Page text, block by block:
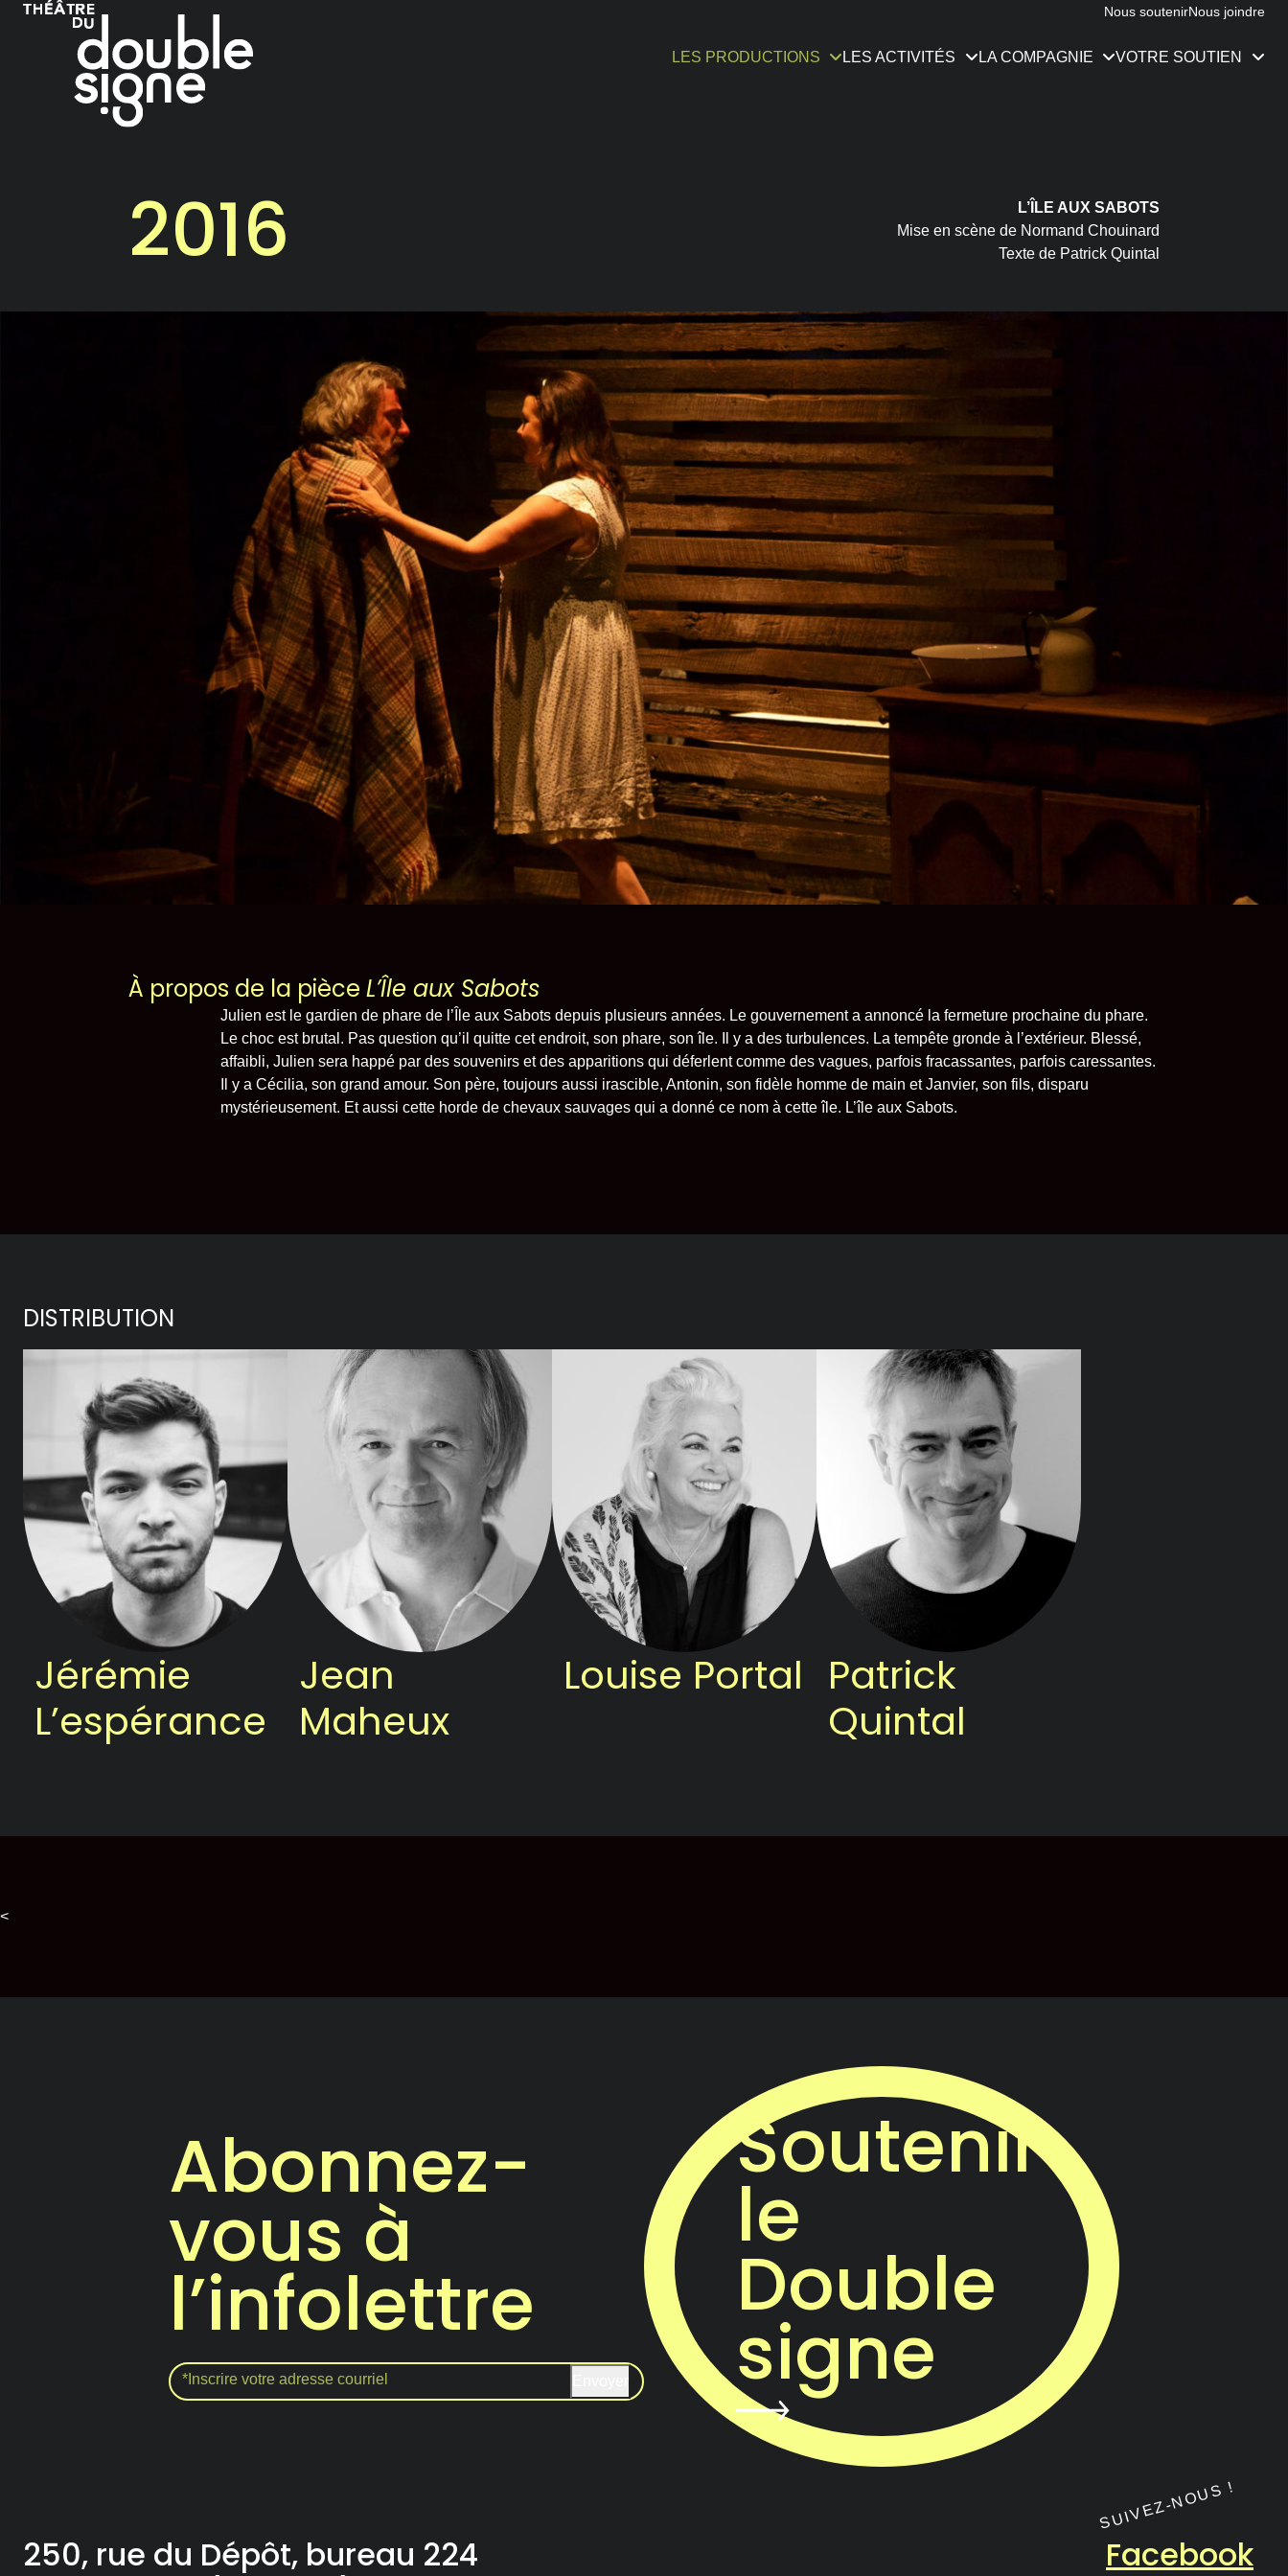

Accueil
Les productions
Ismène
Le Palais des Glaces
Notre Chambre d’amis
Le Printemps des Ateliers-théâtre
Les Ateliers-théâtre
Les Rencontres
Les Chroniques
Les Ateliers
La compagnie
Historique
Théâtrographie
Votre soutien
On en parle dans les médias
Nous soutenirNous joindre
LES PRODUCTIONS
Ismène
Le Palais des Glaces
Querelle de Roberval
Fanny
LES ACTIVITÉS
Les Chroniques
LA COMPAGNIE
Équipe et conseil d’administration
VOTRE SOUTIEN
2016
L’ÎLE AUX SABOTS
Mise en scène de Normand Chouinard
Texte de Patrick Quintal
À propos de la pièce L’Île aux Sabots
Julien est le gardien de phare de l’Île aux Sabots depuis plusieurs années. Le gouvernement a annoncé la fermeture prochaine du phare.
Le choc est brutal. Pas question qu’il quitte cet endroit, son phare, son île. Il y a des turbulences. La tempête gronde à l’extérieur. Blessé,
affaibli, Julien sera happé par des souvenirs et des apparitions qui déferlent comme des vagues, parfois fracassantes, parfois caressantes.
Il y a Cécilia, son grand amour. Son père, toujours aussi irascible, Antonin, son fidèle homme de main et Janvier, son fils, disparu
mystérieusement. Et aussi cette horde de chevaux sauvages qui a donné ce nom à cette île. L’île aux Sabots.
DISTRIBUTION
Jérémie
L’espérance
Jean
Maheux
Louise Portal Patrick
Quintal
<
Abonnez-
vous à
l’infolettre
Soutenir
le
Double
signe
250, rue du Dépôt, bureau 224
Facebook